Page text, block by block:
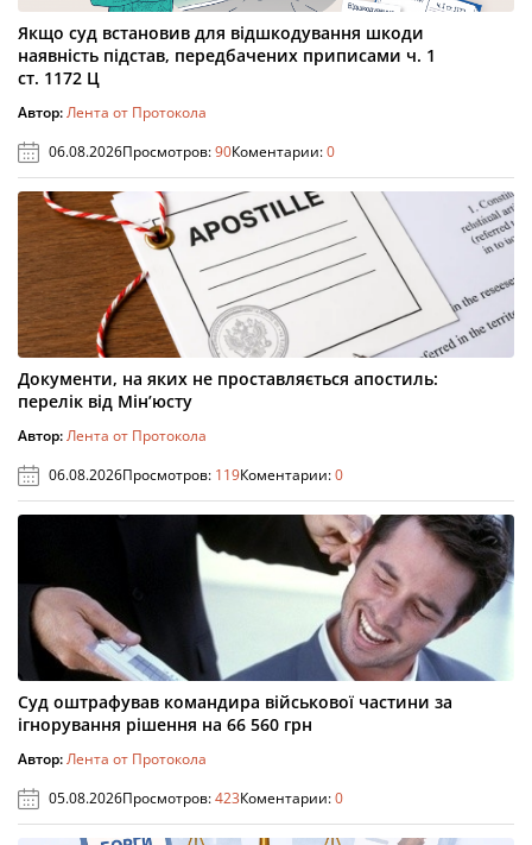
Якщо суд встановив для відшкодування шкоди
наявність підстав, передбачених приписами ч. 1
ст. 1172 Ц
Автор:Лента от Протокола
06.08.2026Просмотров:90Коментарии:0
Документи, на яких не проставляється апостиль:
перелік від Мін’юсту
Автор:Лента от Протокола
06.08.2026Просмотров: 119Коментарии:0
Суд оштрафував командира військової частини за
ігнорування рішення на 66 560 грн
Автор:Лента от Протокола
05.08.2026Просмотров:423Коментарии:0